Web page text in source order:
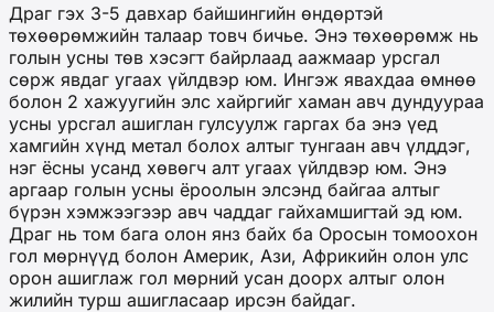
Драг гэх 3-5 давхар байшингийн өндөртэй
төхөөрөмжийн талаар товч бичье. Энэ төхөөрөмж нь
голын усны төв хэсэгт байрлаад аажмаар урсгал
сөрж явдаг угаах үйлдвэр юм. Ингэж явахдаа өмнөө
болон 2 хажуугийн элс хайргийг хаман авч дундуураа
усны урсгал ашиглан гулсуулж гаргах ба энэ үед
хамгийн хүнд метал болох алтыг тунгаан авч үлддэг,
нэг ёсны усанд хөвөгч алт угаах үйлдвэр юм. Энэ
аргаар голын усны ёроолын элсэнд байгаа алтыг
бүрэн хэмжээгээр авч чаддаг гайхамшигтай эд юм.
Драг нь том бага олон янз байх ба Оросын томоохон
гол мөрнүүд болон Америк, Ази, Африкийн олон улс
орон ашиглаж гол мөрний усан доорх алтыг олон
жилийн турш ашигласаар ирсэн байдаг.